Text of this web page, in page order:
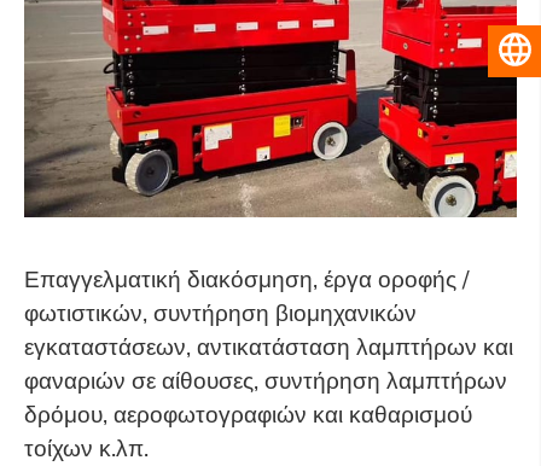
Επαγγελματική διακόσμηση, έργα οροφής /
φωτιστικών, συντήρηση βιομηχανικών
εγκαταστάσεων, αντικατάσταση λαμπτήρων και
φαναριών σε αίθουσες, συντήρηση λαμπτήρων
δρόμου, αεροφωτογραφιών και καθαρισμού
τοίχων κ.λπ.
Ελληνικά